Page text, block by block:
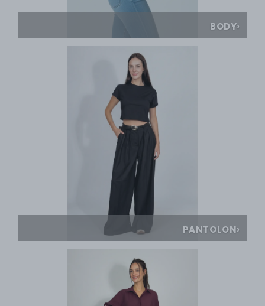
BODY›
PANTOLON›